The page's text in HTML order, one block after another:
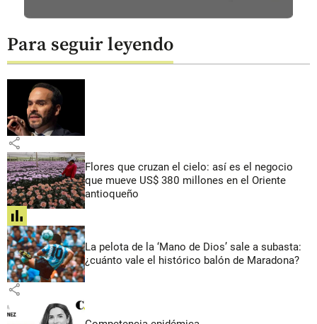
Para seguir leyendo
share
Flores que cruzan el cielo: así es el negocio
que mueve US$ 380 millones en el Oriente
antioqueño
share
La pelota de la ‘Mano de Dios’ sale a subasta:
¿cuánto vale el histórico balón de Maradona?
share